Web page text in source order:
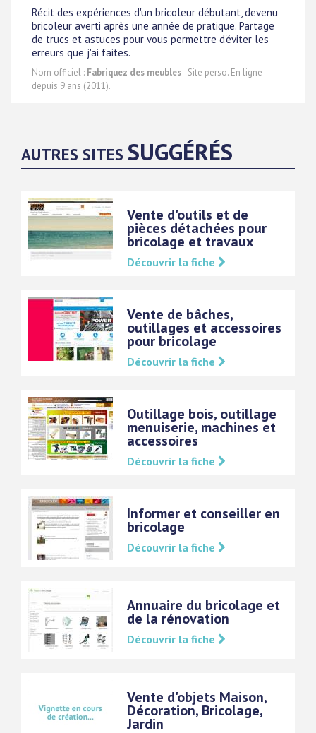
Récit des expériences d'un bricoleur débutant, devenu
bricoleur averti après une année de pratique. Partage
de trucs et astuces pour vous permettre d'éviter les
erreurs que j'ai faites.
Nom officiel : Fabriquez des meubles- Site perso. En ligne
depuis 9 ans (2011).
AUTRES SITES SUGGÉRÉS
Vente d'outils et de
pièces détachées pour
bricolage et travaux
Découvrir la fiche
Vente de bâches,
outillages et accessoires
pour bricolage
Découvrir la fiche
Outillage bois, outillage
menuiserie, machines et
accessoires
Découvrir la fiche
Informer et conseiller en
bricolage
Découvrir la fiche
Annuaire du bricolage et
de la rénovation
Découvrir la fiche
Vente d'objets Maison,
Décoration, Bricolage,
Jardin